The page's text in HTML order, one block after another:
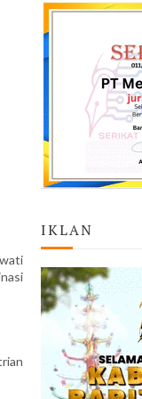
IKLAN